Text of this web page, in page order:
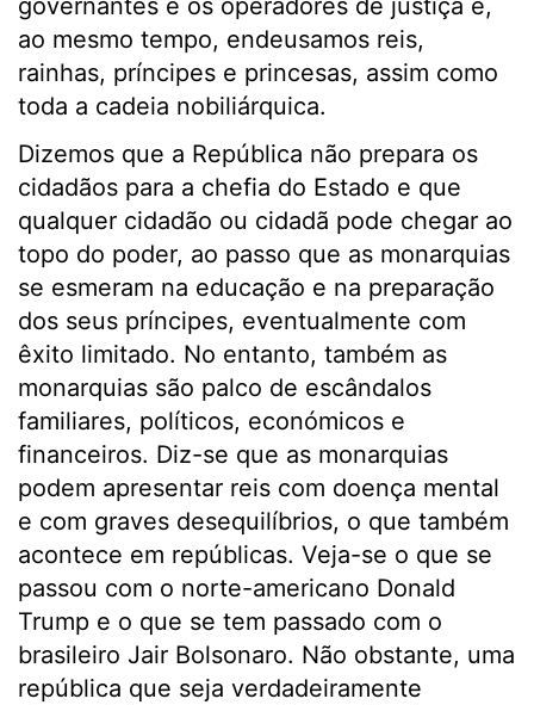
governantes e os operadores de justiça e,
ao mesmo tempo, endeusamos reis,
rainhas, príncipes e princesas, assim como
toda a cadeia nobiliárquica.
Dizemos que a República não prepara os
cidadãos para a chefia do Estado e que
qualquer cidadão ou cidadã pode chegar ao
topo do poder, ao passo que as monarquias
se esmeram na educação e na preparação
dos seus príncipes, eventualmente com
êxito limitado. No entanto, também as
monarquias são palco de escândalos
familiares, políticos, económicos e
financeiros. Diz-se que as monarquias
podem apresentar reis com doença mental
e com graves desequilíbrios, o que também
acontece em repúblicas. Veja-se o que se
passou com o norte-americano Donald
Trump e o que se tem passado com o
brasileiro Jair Bolsonaro. Não obstante, uma
república que seja verdadeiramente